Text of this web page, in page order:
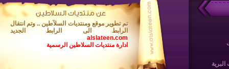
تم تطوير موقع ومنتديات السلآطين .. وتم انتقال
الرابط الى الرابط الجديد
alslateen.com
ادارة منتديات السلاطين الرسمية